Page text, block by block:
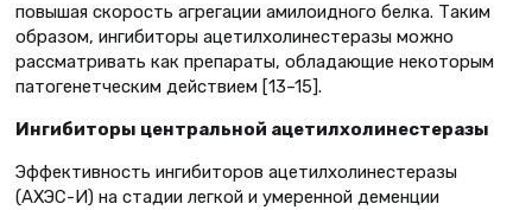
повышая скорость агрегации амилоидного белка. Таким
образом, ингибиторы ацетилхолинестеразы можно
рассматривать как препараты, обладающие некоторым
патогенетческим действием [13–15].
Ингибиторы центральной ацетилхолинестеразы
Эффективность ингибиторов ацетилхолинестеразы
(АХЭС-И) на стадии легкой и умеренной деменции